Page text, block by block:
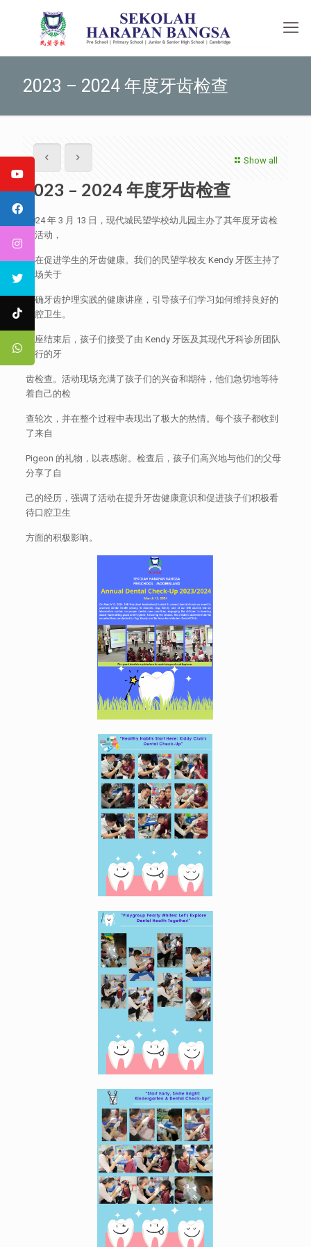
2023 – 2024 年度牙齿检查
Show all
2023 – 2024 年度牙齿检查
2024 年 3 月 13 日，现代城民望学校幼儿园主办了其年度牙齿检
查活动，
旨在促进学生的牙齿健康。我们的民望学校友 Kendy 牙医主持了
一场关于
正确牙齿护理实践的健康讲座，引导孩子们学习如何维持良好的
口腔卫生。
讲座结束后，孩子们接受了由 Kendy 牙医及其现代牙科诊所团队
进行的牙
齿检查。活动现场充满了孩子们的兴奋和期待，他们急切地等待
着自己的检
查轮次，并在整个过程中表现出了极大的热情。每个孩子都收到
了来自
Pigeon 的礼物，以表感谢。检查后，孩子们高兴地与他们的父母
分享了自
己的经历，强调了活动在提升牙齿健康意识和促进孩子们积极看
待口腔卫生
方面的积极影响。